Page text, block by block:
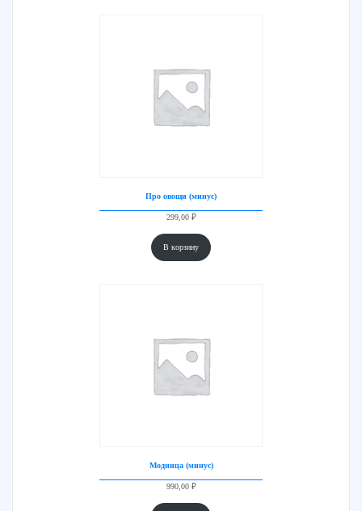
Про овощи (минус)
299,00 ₽
В корзину
Модница (минус)
990,00 ₽